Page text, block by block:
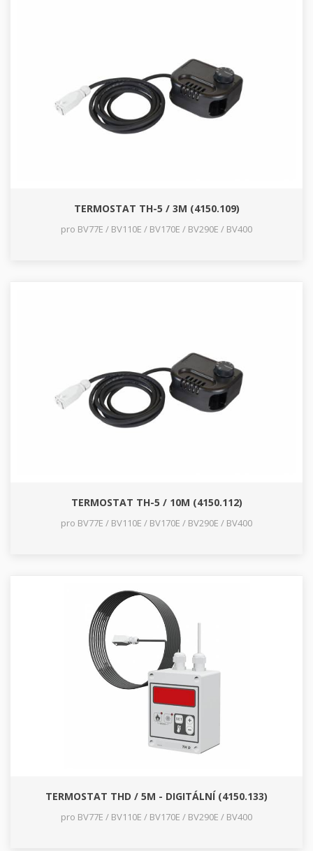
TERMOSTAT TH-5 / 3M (4150.109)
pro BV77E / BV110E / BV170E / BV290E / BV400
TERMOSTAT TH-5 / 10M (4150.112)
pro BV77E / BV110E / BV170E / BV290E / BV400
TERMOSTAT THD / 5M - DIGITÁLNÍ (4150.133)
pro BV77E / BV110E / BV170E / BV290E / BV400